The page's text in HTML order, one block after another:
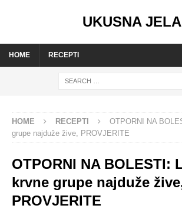
UKUSNA JELA
HOME RECEPTI
HOME RECEPTI
OTPORNI NA
grupe najduže žive, PROVJERITE
OTPORNI NA BOLESTI:
krvne grupe najduže
PROVJERITE